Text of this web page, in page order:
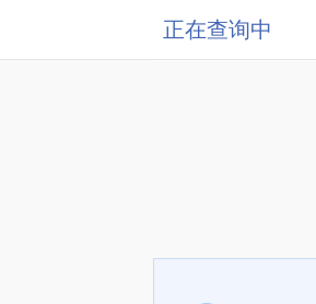
正在查询中